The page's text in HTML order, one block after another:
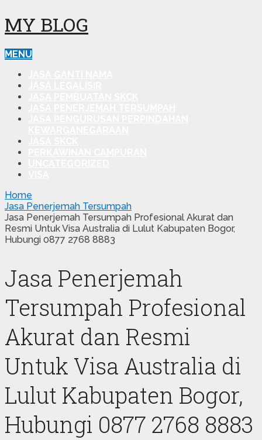
MY BLOG
MENU
Home
Jasa Penerjemah Tersumpah
Jasa Penerjemah Tersumpah Profesional Akurat dan
Resmi Untuk Visa Australia di Lulut Kabupaten Bogor,
Hubungi 0877 2768 8883
Jasa Penerjemah
Tersumpah Profesional
Akurat dan Resmi
Untuk Visa Australia di
Lulut Kabupaten Bogor,
Hubungi 0877 2768 8883